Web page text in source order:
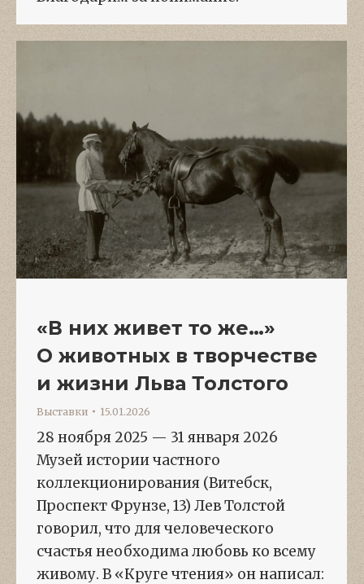
«В них живет то же…»
О животных в творчестве
и жизни Льва Толстого
Выставки 15.01.2026
28 ноября 2025 — 31 января 2026
Музей истории частного
коллекционирования (Витебск,
Проспект Фрунзе, 13) Лев Толстой
говорил, что для человеческого
счастья необходима любовь ко всему
живому. В «Круге чтения» он написал: